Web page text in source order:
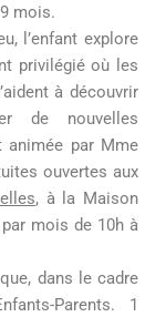
mois.
l’enfant explore
privilégié où les
à découvrir
de nouvelles
animée par Mme
ouvertes aux
, à la Maison
mois de 10h à
dans le cadre
Parents. 1